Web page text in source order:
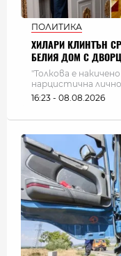
ПОЛИТИКА
ХИЛАРИ КЛИНТЪН
БЕЛИЯ ДОМ С
"Толкова е
нарцистична
16:23 - 08.08.2026